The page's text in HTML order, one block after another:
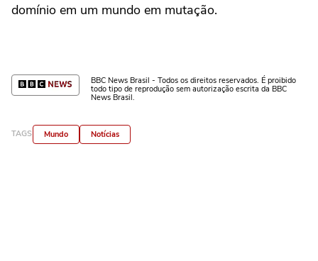
domínio em um mundo em mutação.
BBC News Brasil - Todos os direitos reservados. É proibido
todo tipo de reprodução sem autorização escrita da BBC
News Brasil.
TAGS Mundo Notícias